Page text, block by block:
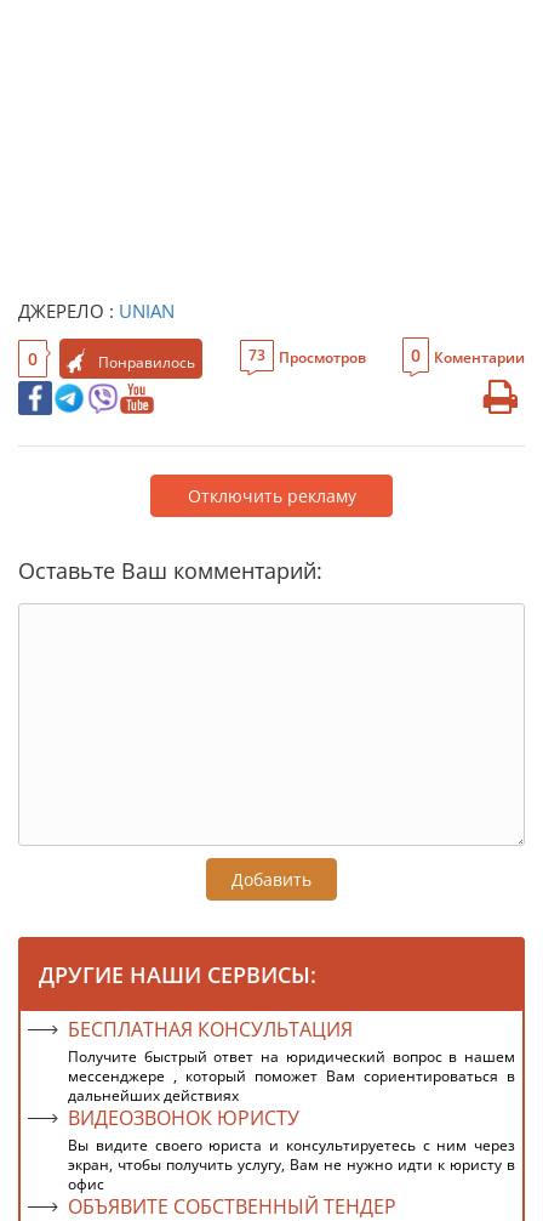
ДЖЕРЕЛО : UNIAN
0 Понравилось 73 Просмотров 0 Коментарии
Отключить рекламу
Оставьте Ваш комментарий:
Добавить
ДРУГИЕ НАШИ СЕРВИСЫ:
БЕСПЛАТНАЯ КОНСУЛЬТАЦИЯ
Получите быстрый ответ на юридический вопрос в нашем
мессенджере , который поможет Вам сориентироваться в
дальнейших действиях
ВИДЕОЗВОНОК ЮРИСТУ
Вы видите своего юриста и консультируетесь с ним через
экран, чтобы получить услугу, Вам не нужно идти к юристу в
офис
ОБЪЯВИТЕ СОБСТВЕННЫЙ ТЕНДЕР